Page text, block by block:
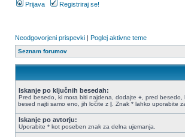
Prijava Registriraj se!
Neodgovorjeni prispevki | Poglej aktivne teme
Seznam forumov
Iskanje po ključnih besedah:
Pred besedo, ki mora biti najdena, dodajte + , pred
besed najti samo eno, jih ločite z | . Znak * lahko uporabite
Iskanje po avtorju:
Uporabite * kot poseben znak za delna ujemanja.